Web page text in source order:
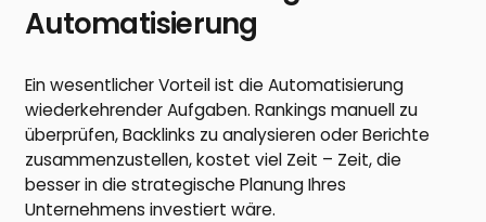
Automatisierung
Ein wesentlicher Vorteil ist die Automatisierung
wiederkehrender Aufgaben. Rankings manuell zu
überprüfen, Backlinks zu analysieren oder Berichte
zusammenzustellen, kostet viel Zeit – Zeit, die
besser in die strategische Planung Ihres
Unternehmens investiert wäre.